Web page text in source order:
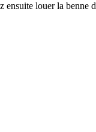
louer la benne